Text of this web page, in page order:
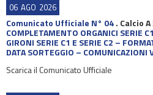
06 AGO 2026
Comunicato Ufficiale N° 04. Calcio A
COMPLETAMENTO ORGANICI SERIE
GIRONI SERIE C1 E SERIE C2 –
DATA SORTEGGIO – COMUNICAZIONI
Scarica il Comunicato Ufficiale